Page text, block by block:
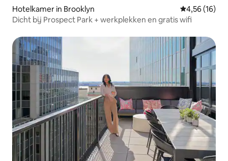
Hotelkamer in Brooklyn Gemiddelde
4,56 (16)
Dicht bij Prospect Park + werkplekken en gratis wifi